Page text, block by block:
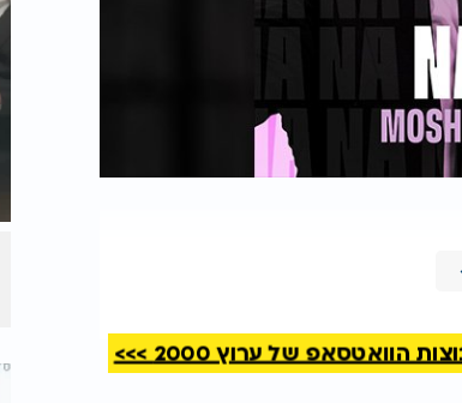
של ערוץ 2000 >>>